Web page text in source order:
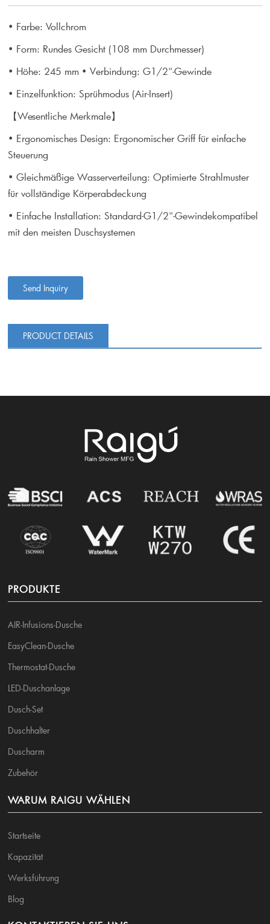
• Farbe: Vollchrom
• Form: Rundes Gesicht (108 mm Durchmesser)
• Höhe: 245 mm • Verbindung: G1/2"-Gewinde
• Einzelfunktion: Sprühmodus (Air-Insert)
【Wesentliche Merkmale】
• Ergonomisches Design: Ergonomischer Griff für einfache
Steuerung
• Gleichmäßige Wasserverteilung: Optimierte Strahlmuster
für vollständige Körperabdeckung
• Einfache Installation: Standard-G1/2"-Gewindekompatibel
mit den meisten Duschsystemen
Send Inquiry
PRODUCT DETAILS
PRODUKTE
AIR-Infusions-Dusche
EasyClean-Dusche
Thermostat-Dusche
LED-Duschanlage
Dusch-Set
Duschhalter
Duscharm
Zubehör
WARUM RAIGU WÄHLEN
Startseite
Kapazität
Werksführung
Blog